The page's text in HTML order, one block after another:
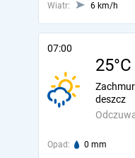
Wiatr:
6 km/h
07:00
25°C
deszcz
Opad: 0 mm